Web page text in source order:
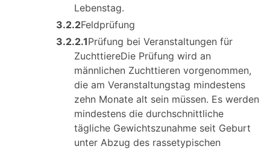
Lebenstag.
3.2.2Feldprüfung
3.2.2.1Prüfung bei Veranstaltungen für
ZuchttiereDie Prüfung wird an
männlichen Zuchttieren vorgenommen,
die am Veranstaltungstag mindestens
zehn Monate alt sein müssen. Es werden
mindestens die durchschnittliche
tägliche Gewichtszunahme seit Geburt
unter Abzug des rassetypischen